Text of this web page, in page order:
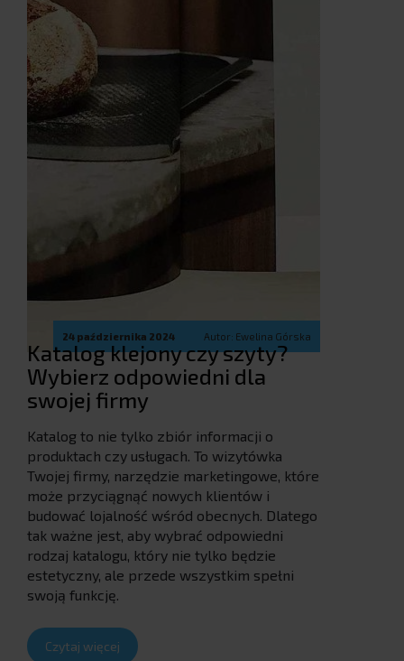
24 października 2024 Autor: Ewelina Górska
Katalog klejony czy szyty?
Wybierz odpowiedni dla
swojej firmy
Katalog to nie tylko zbiór informacji o
produktach czy usługach. To wizytówka
Twojej firmy, narzędzie marketingowe, które
może przyciągnąć nowych klientów i
budować lojalność wśród obecnych. Dlatego
tak ważne jest, aby wybrać odpowiedni
rodzaj katalogu, który nie tylko będzie
estetyczny, ale przede wszystkim spełni
swoją funkcję.
Czytaj więcej